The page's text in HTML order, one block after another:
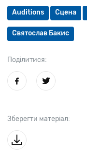
Auditions Сцена
Святослав Бакис
Поділитися:
Зберегти матеріал: